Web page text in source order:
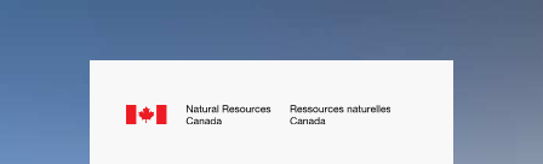
Canada.ca
/